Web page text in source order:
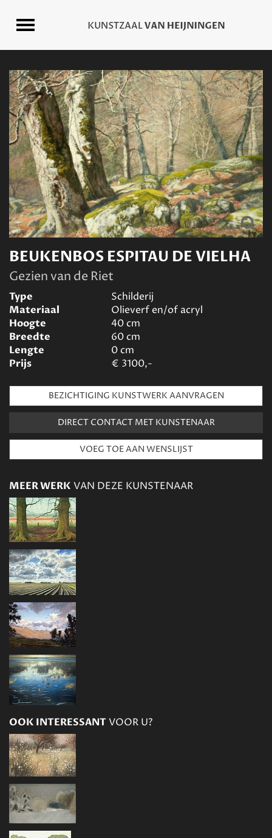
BEUKENBOS ESPITAU DE VIELHA
Gezien van de Riet
Type
Schilderij
Materiaal
Olieverf en/of acryl
Hoogte
40cm
Breedte
60cm
Lengte
0cm
Prijs
€ 3100,-
BEZICHTIGING KUNSTWERK AANVRAGEN
DIRECT CONTACT MET KUNSTENAAR
MEER WERK VAN DEZE KUNSTENAAR
OOK INTERESSANTVOOR U?